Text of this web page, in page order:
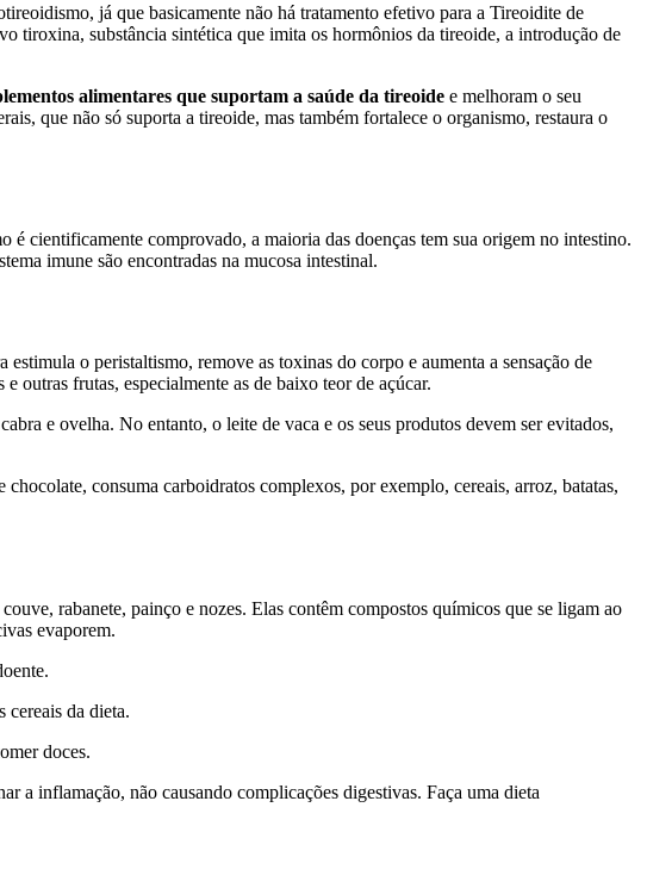
já que basicamente não há tratamento efetivo para a Tireoidite de
tiroxina, substância sintética que imita os hormônios da tireoide, a introdução de
alimentares que suportam a saúde da tireoide e melhoram o seu
que não só suporta a tireoide, mas também fortalece o organismo, restaura o
é cientificamente comprovado, a maioria das doenças tem sua origem no intestino.
imune são encontradas na mucosa intestinal.
o peristaltismo, remove as toxinas do corpo e aumenta a sensação de
outras frutas, especialmente as de baixo teor de açúcar.
e ovelha. No entanto, o leite de vaca e os seus produtos devem ser evitados,
consuma carboidratos complexos, por exemplo, cereais, arroz, batatas,
rabanete, painço e nozes. Elas contêm compostos químicos que se ligam ao
evaporem.
cereais da dieta.
doces.
a inflamação, não causando complicações digestivas. Faça uma dieta